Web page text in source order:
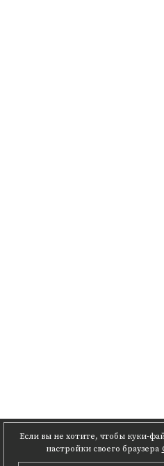
Если вы не хотите, чтобы куки-
настройки своего браузера